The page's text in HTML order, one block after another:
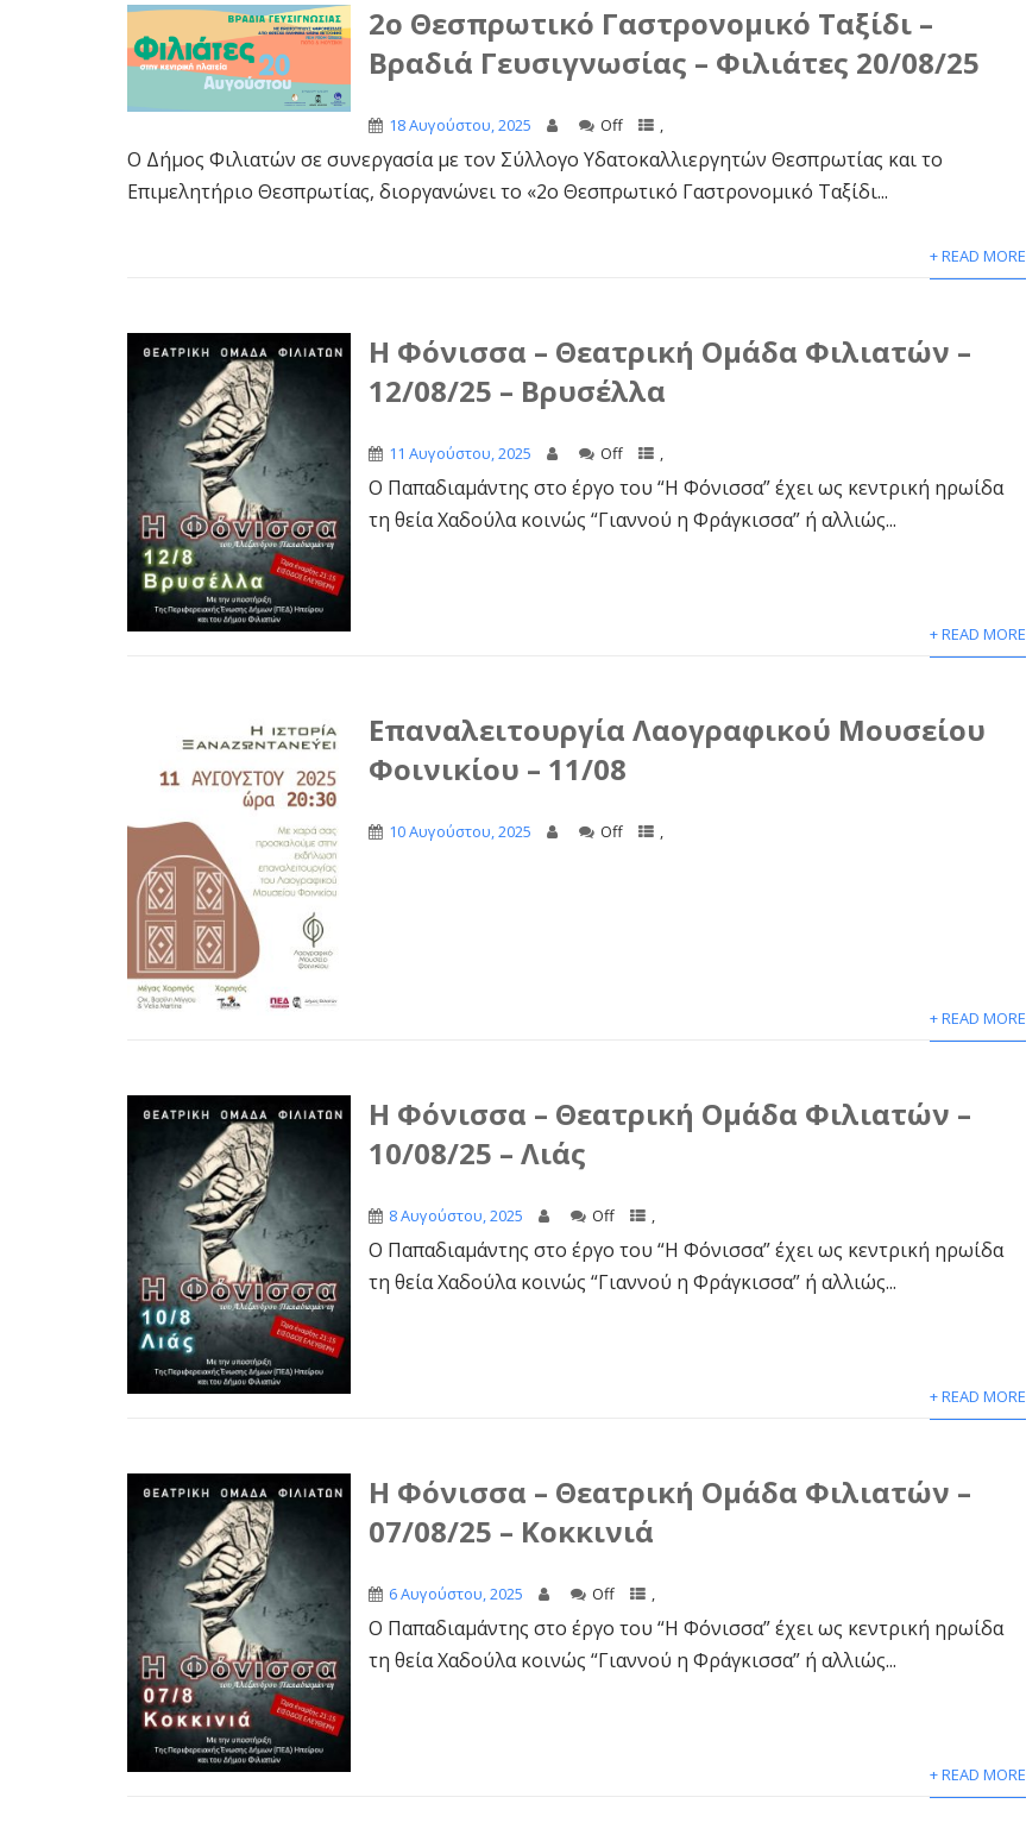
2ο Θεσπρωτικό Γαστρονομικό Ταξίδι –
Βραδιά Γευσιγνωσίας – Φιλιάτες 20/08/25
18 Αυγούστου, 2025 Off ,
Ο Δήμος Φιλιατών σε συνεργασία με τον Σύλλογο Υδατοκαλλιεργητών Θεσπρωτίας και το
Επιμελητήριο Θεσπρωτίας, διοργανώνει το «2ο Θεσπρωτικό Γαστρονομικό Ταξίδι...
+ READ MORE
Η Φόνισσα – Θεατρική Ομάδα Φιλιατών –
12/08/25 – Βρυσέλλα
11 Αυγούστου, 2025 Off ,
Ο Παπαδιαμάντης στο έργο του “Η Φόνισσα” έχει ως κεντρική ηρωίδα
τη θεία Χαδούλα κοινώς “Γιαννού η Φράγκισσα” ή αλλιώς...
+ READ MORE
Επαναλειτουργία Λαογραφικού Μουσείου
Φοινικίου – 11/08
10 Αυγούστου, 2025 Off ,
+ READ MORE
Η Φόνισσα – Θεατρική Ομάδα Φιλιατών –
10/08/25 – Λιάς
8 Αυγούστου, 2025 Off ,
Ο Παπαδιαμάντης στο έργο του “Η Φόνισσα” έχει ως κεντρική ηρωίδα
τη θεία Χαδούλα κοινώς “Γιαννού η Φράγκισσα” ή αλλιώς...
+ READ MORE
Η Φόνισσα – Θεατρική Ομάδα Φιλιατών –
07/08/25 – Κοκκινιά
6 Αυγούστου, 2025 Off ,
Ο Παπαδιαμάντης στο έργο του “Η Φόνισσα” έχει ως κεντρική ηρωίδα
τη θεία Χαδούλα κοινώς “Γιαννού η Φράγκισσα” ή αλλιώς...
+ READ MORE